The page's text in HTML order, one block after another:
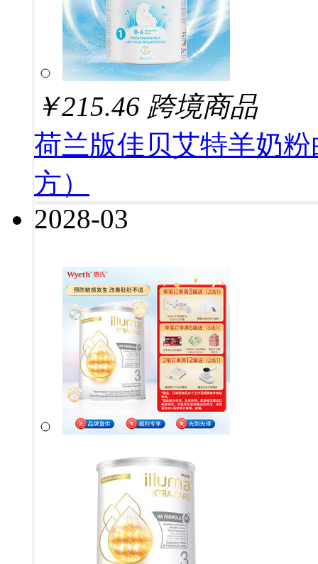
￥215.46 跨境商品
荷兰版佳贝艾特羊奶
方）
2028-03